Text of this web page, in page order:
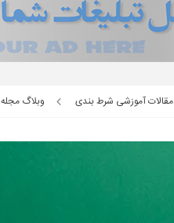
مقالات آموزشی شرط بندی وبلاگ مجله